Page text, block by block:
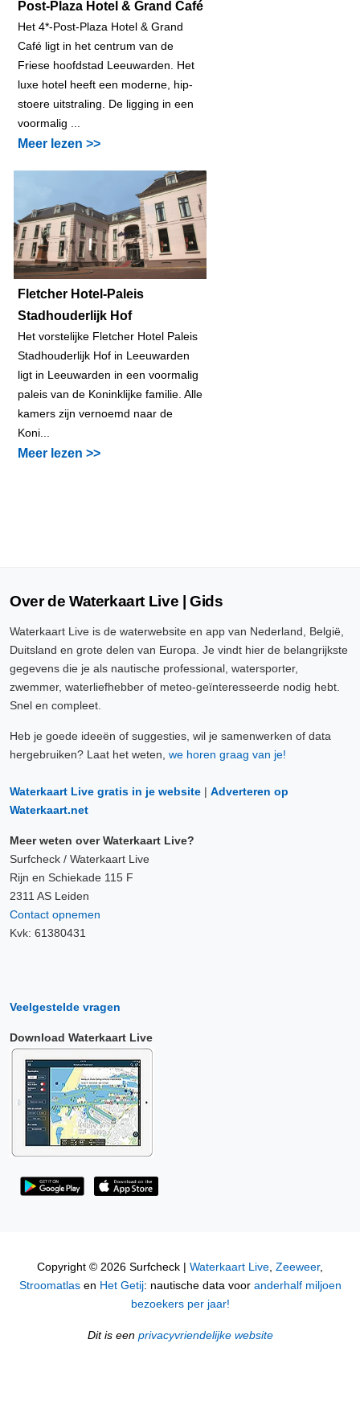
Post-Plaza Hotel & Grand Café
Het 4*-Post-Plaza Hotel & Grand
Café ligt in het centrum van de
Friese hoofdstad Leeuwarden. Het
luxe hotel heeft een moderne, hip-
stoere uitstraling. De ligging in een
voormalig ...
Meer lezen >>
Fletcher Hotel-Paleis
Stadhouderlijk Hof
Het vorstelijke Fletcher Hotel Paleis
Stadhouderlijk Hof in Leeuwarden
ligt in Leeuwarden in een voormalig
paleis van de Koninklijke familie. Alle
kamers zijn vernoemd naar de
Koni...
Meer lezen >>
Over de Waterkaart Live | Gids
Waterkaart Live is de waterwebsite en app van Nederland, België,
Duitsland en grote delen van Europa. Je vindt hier de belangrijkste
gegevens die je als nautische professional, watersporter,
zwemmer, waterliefhebber of meteo-geïnteresseerde nodig hebt.
Snel en compleet.
Heb je goede ideeën of suggesties, wil je samenwerken of data
hergebruiken? Laat het weten, we horen graag van je!
Waterkaart Live gratis in je website | Adverteren op
Waterkaart.net
Meer weten over Waterkaart Live?
Surfcheck / Waterkaart Live
Rijn en Schiekade 115 F
2311 AS Leiden
Contact opnemen
Kvk: 61380431
Veelgestelde vragen
Download Waterkaart Live
Copyright © 2026 Surfcheck | Waterkaart Live, Zeeweer,
Stroomatlasen Het Getij: nautische data voor anderhalf miljoen
bezoekers per jaar!
Dit is een privacyvriendelijke website